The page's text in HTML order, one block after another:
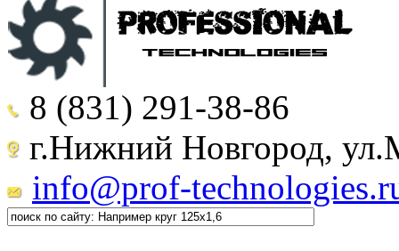
8 (831) 291-38-86
г.Нижний Новгород,
info@prof-